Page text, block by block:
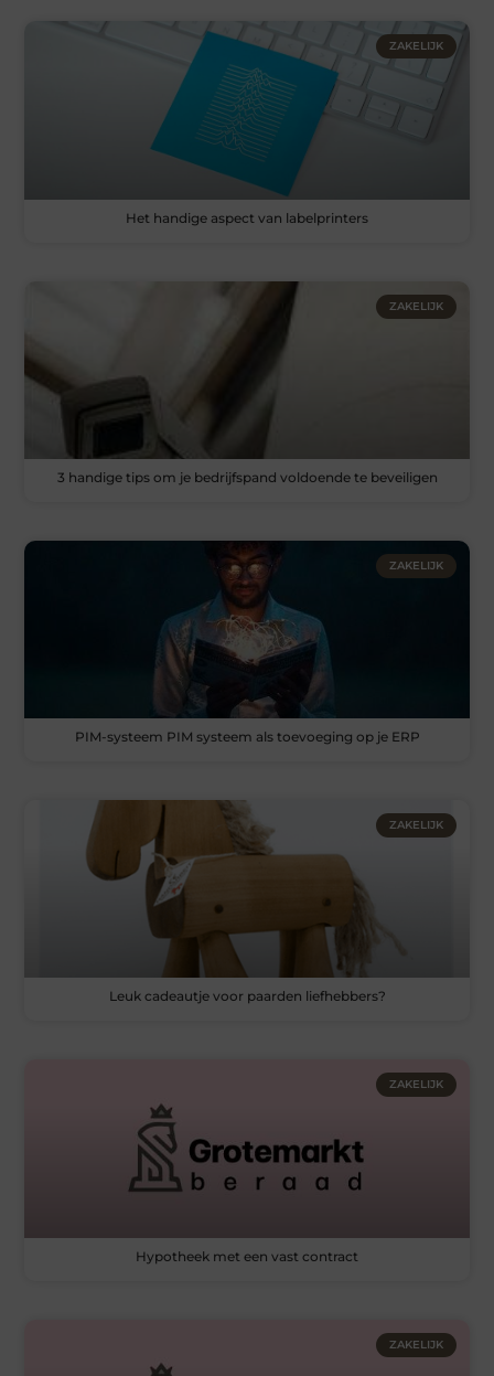
ZAKELIJK
Het handige aspect van labelprinters
ZAKELIJK
3 handige tips om je bedrijfspand voldoende te beveiligen
ZAKELIJK
PIM-systeem PIM systeem als toevoeging op je ERP
ZAKELIJK
Leuk cadeautje voor paarden liefhebbers?
ZAKELIJK
Hypotheek met een vast contract
ZAKELIJK